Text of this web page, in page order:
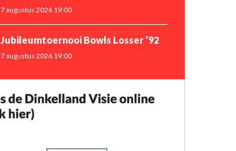
7 augustus 2026 19:00
Jubileumtoernooi Bowls Losser ‘92
7 augustus 2026 19:00